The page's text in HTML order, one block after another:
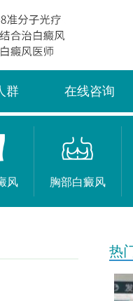
群 在线咨询
风 胸部白癜风
热